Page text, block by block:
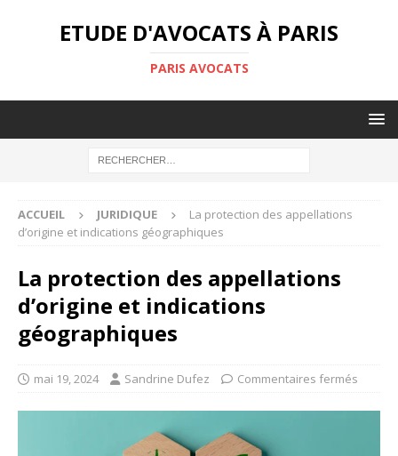
ETUDE D'AVOCATS À PARIS
PARIS AVOCATS
ACCUEIL JURIDIQUE
La protection des appellations
d’origine et indications géographiques
La protection des appellations
d’origine et indications
géographiques
mai 19, 2024 Sandrine Dufez Commentaires fermés